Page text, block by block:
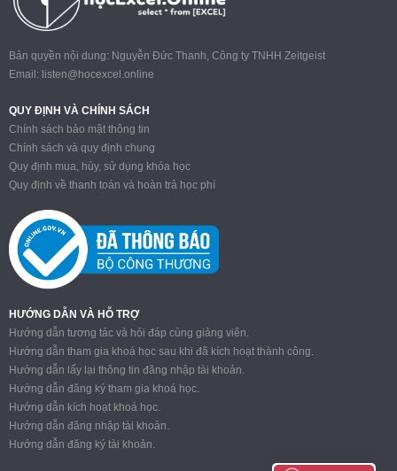
Bản quyền nội dung: Nguyễn Đức Thanh, Công ty TNHH Zeitgeist
Email: listen@hocexcel.online
QUY ĐỊNH VÀ CHÍNH SÁCH
Chính sách bảo mật thông tin
Chính sách và quy định chung
Quy định mua, hủy, sử dụng khóa học
Quy định về thanh toán và hoàn trả học phí
HƯỚNG DẪN VÀ HỖ TRỢ
Hướng dẫn tương tác và hỏi đáp cùng giảng viên.
Hướng dẫn tham gia khoá học sau khi đã kích hoạt thành công.
Hướng dẫn lấy lại thông tin đăng nhập tài khoản.
Hướng dẫn đăng ký tham gia khoá học.
Hướng dẫn kích hoạt khoá học.
Hướng dẫn đăng nhập tài khoản.
Hướng dẫn đăng ký tài khoản.